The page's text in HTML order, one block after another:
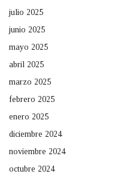
julio 2025
junio 2025
mayo 2025
abril 2025
marzo 2025
febrero 2025
enero 2025
diciembre 2024
noviembre 2024
octubre 2024